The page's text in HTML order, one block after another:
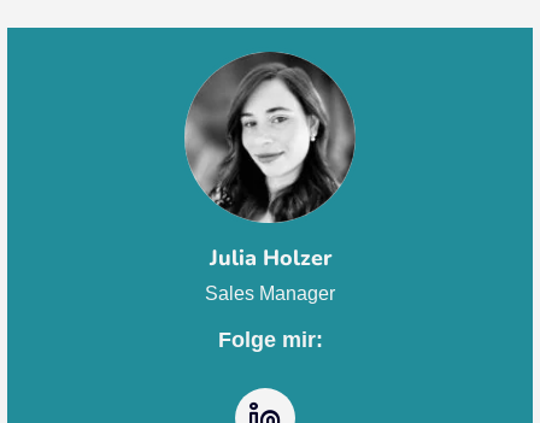
Julia Holzer
Sales Manager
Folge mir: